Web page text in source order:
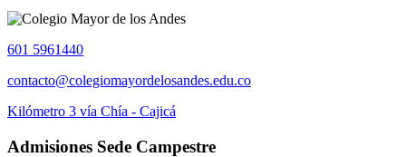
601 5961440
contacto@colegiomayordelosandes.edu.co
Kilómetro 3 vía Chía - Cajicá
Admisiones Sede Campestre